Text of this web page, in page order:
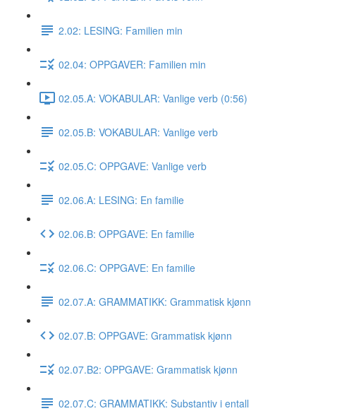
2.02: LESING: Familien min
02.04: OPPGAVER: Familien min
02.05.A: VOKABULAR: Vanlige verb (0:56)
02.05.B: VOKABULAR: Vanlige verb
02.05.C: OPPGAVE: Vanlige verb
02.06.A: LESING: En familie
02.06.B: OPPGAVE: En familie
02.06.C: OPPGAVE: En familie
02.07.A: GRAMMATIKK: Grammatisk kjønn
02.07.B: OPPGAVE: Grammatisk kjønn
02.07.B2: OPPGAVE: Grammatisk kjønn
02.07.C: GRAMMATIKK: Substantiv i entall